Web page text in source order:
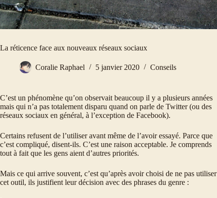
La réticence face aux nouveaux réseaux sociaux
Coralie Raphael 5 janvier 2020 Conseils
C’est un phénomène qu’on observait beaucoup il y a plusieurs années
mais qui n’a pas totalement disparu quand on parle de Twitter (ou des
réseaux sociaux en général, à l’exception de Facebook).
Certains refusent de l’utiliser avant même de l’avoir essayé. Parce que
c’est compliqué, disent-ils. C’est une raison acceptable. Je comprends
tout à fait que les gens aient d’autres priorités.
Mais ce qui arrive souvent, c’est qu’après avoir choisi de ne pas utiliser
cet outil, ils justifient leur décision avec des phrases du genre :